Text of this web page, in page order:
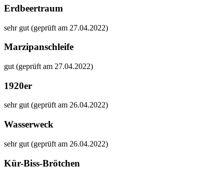
Erdbeertraum
sehr gut (geprüft am 27.04.2022)
Marzipanschleife
gut (geprüft am 27.04.2022)
1920er
sehr gut (geprüft am 26.04.2022)
Wasserweck
sehr gut (geprüft am 26.04.2022)
Kür-Biss-Brötchen